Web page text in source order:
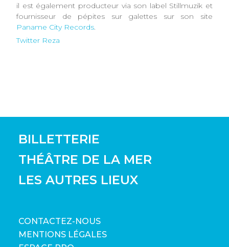
il est également producteur via son label Stillmuzik et
fournisseur de pépites sur galettes sur son site
Paname City Records.
Twitter Reza
BILLETTERIE
THÉÂTRE DE LA MER
LES AUTRES LIEUX
CONTACTEZ-NOUS
MENTIONS LÉGALES